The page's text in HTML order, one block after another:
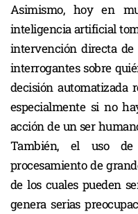
Asimismo, hoy en
inteligencia artificial
intervención directa
interrogantes sobre
decisión automatizada
especialmente si no
acción de un ser
También, el uso
procesamiento de
de los cuales pueden
genera serias